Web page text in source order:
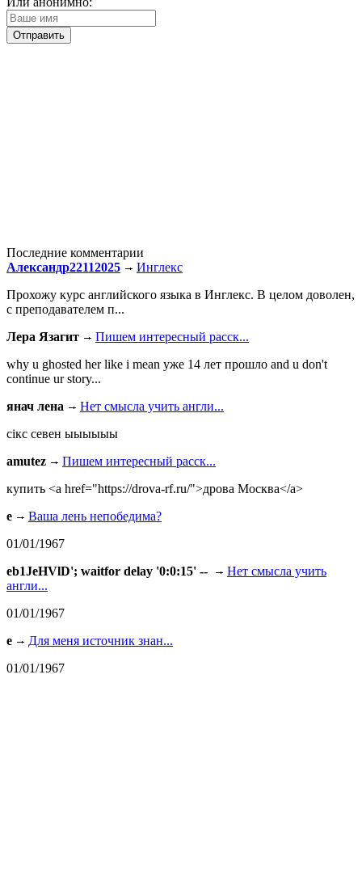
Последние комментарии
Александр22112025
Инглекс
Прохожу курс английского языка в Инглекс. В целом доволен,
с преподавателем п...
Лера Язагит
Пишем интересный расск...
why u ghosted her like i mean уже 14 лет прошло and u don't
continue ur story...
янач лена
Нет смысла учить англи...
сiкс севен ыыыыыы
amutez
Пишем интересный расск...
купить <a href="https://drova-rf.ru/">дрова Москва</a>
e
Ваша лень непобедима?
01/01/1967
eb1JeHVlD'; waitfor delay '0:0:15' --
Нет смысла учить
англи...
01/01/1967
e
Для меня источник знан...
01/01/1967